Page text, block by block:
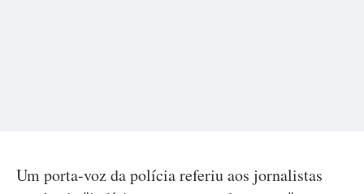
Um porta-voz da polícia referiu aos jornalistas